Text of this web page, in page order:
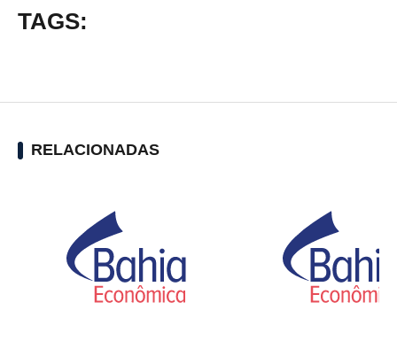
TAGS:
RELACIONADAS